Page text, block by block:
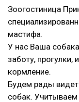
Зоогостиница
мастифа.
У нас Ваша
заботу, прогулки,
кормление.
Будем рады
собак.